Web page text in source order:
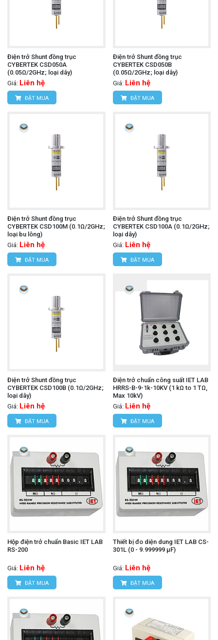
Điện trở Shunt đồng trục
CYBERTEK CSD050A
(0.05Ω/2GHz; loại dây)
Giá: Liên hệ
ĐẶT MUA
Điện trở Shunt đồng trục
CYBERTEK CSD050B
(0.05Ω/2GHz; loại dây)
Giá: Liên hệ
ĐẶT MUA
Điện trở Shunt đồng trục
CYBERTEK CSD100M (0.1Ω/2GHz;
loại bu lông)
Giá: Liên hệ
ĐẶT MUA
Điện trở Shunt đồng trục
CYBERTEK CSD100A (0.1Ω/2GHz;
loại dây)
Giá: Liên hệ
ĐẶT MUA
Điện trở Shunt đồng trục
CYBERTEK CSD100B (0.1Ω/2GHz;
loại dây)
Giá: Liên hệ
ĐẶT MUA
Điện trở chuẩn công suất IET LAB
HRRS-B-9-1k-10KV (1 kΩ to 1 TΩ,
Max 10kV)
Giá: Liên hệ
ĐẶT MUA
Hộp điện trở chuẩn Basic IET LAB
RS-200
Giá: Liên hệ
ĐẶT MUA
Thiết bị đo diện dung IET LAB CS-
301L (0 - 9.999999 μF)
Giá: Liên hệ
ĐẶT MUA